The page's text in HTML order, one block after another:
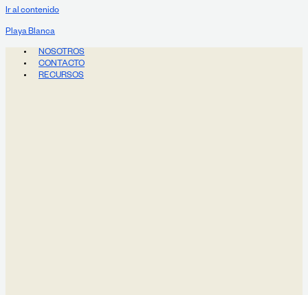
Ir al contenido
Playa Blanca
NOSOTROS
CONTACTO
RECURSOS